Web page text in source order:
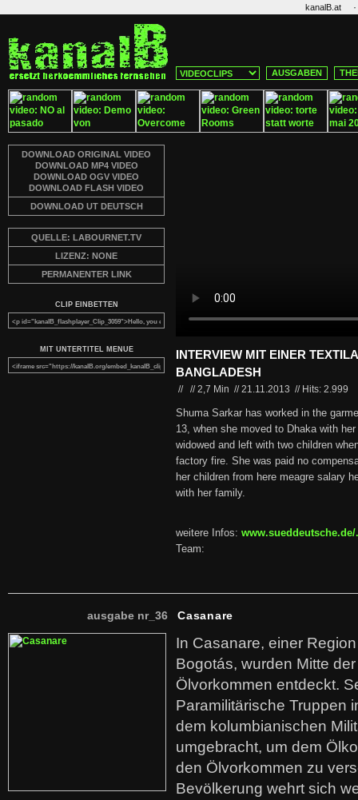
kanalB.at ·
AUSGABEN
DOWNLOAD ORIGINAL VIDEO
DOWNLOAD MP4 VIDEO
DOWNLOAD OGV VIDEO
DOWNLOAD FLASH VIDEO
DOWNLOAD UT DEUTSCH
QUELLE: LABOURNET.TV
LIZENZ: NONE
PERMANENTER LINK
CLIP EINBETTEN
MIT UNTERTITEL MENUE
INTERVIEW MIT EINER
BANGLADESH
// //2,7 Min //21.11.2013 // Hits: 2.999
Shuma Sarkar has worked in the
13, when she moved to Dhaka with
widowed and left with two children
factory fire. She was paid no
her children from here meagre salary
with her family.
weitere Infos:
Team:
ausgabe nr_36 Casanare
In Casanare, einer
Bogotás, wurden Mitte
Ölvorkommen entdeckt.
Paramilitärische Truppen
dem kolumbianischen
umgebracht, um dem
den Ölvorkommen zu
Bevölkerung wehrt sich